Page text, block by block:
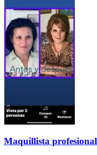
Maquillista profesional